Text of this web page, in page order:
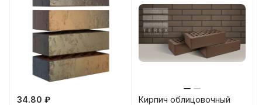
34.80 ₽
Кирпич облицовочный